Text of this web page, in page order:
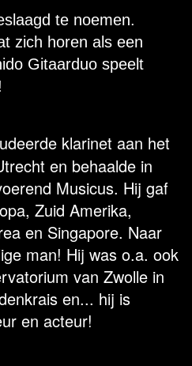
te noemen.
zich horen als een
Gitaarduo speelt
klarinet aan het
en behaalde in
Musicus. Hij gaf
Zuid Amerika,
en Singapore. Naar
man! Hij was o.a. ook
van Zwolle in
en... hij is
en acteur!